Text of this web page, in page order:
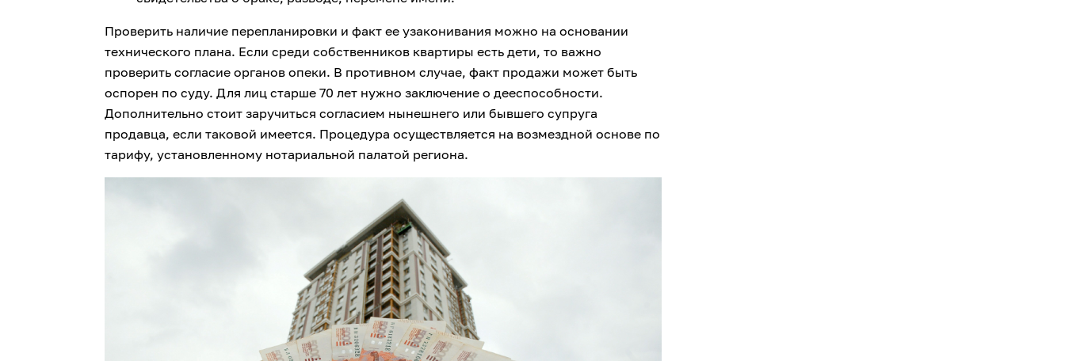
Проверить наличие перепланировки и факт ее узаконивания можно на основании
технического плана. Если среди собственников квартиры есть дети, то важно
проверить согласие органов опеки. В противном случае, факт продажи может быть
оспорен по суду. Для лиц старше 70 лет нужно заключение о дееспособности.
Дополнительно стоит заручиться согласием нынешнего или бывшего супруга
продавца, если таковой имеется. Процедура осуществляется на возмездной основе по
тарифу, установленному нотариальной палатой региона.